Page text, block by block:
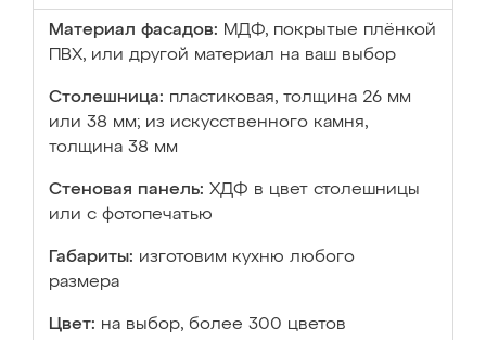
Материал фасадов: МДФ, покрытые плёнкой
ПВХ, или другой материал на ваш выбор
Столешница: пластиковая, толщина 26 мм
или 38 мм; из искусственного камня,
толщина 38 мм
Стеновая панель: ХДФ в цвет столешницы
или с фотопечатью
Габариты: изготовим кухню любого
размера
Цвет: на выбор, более 300 цветов